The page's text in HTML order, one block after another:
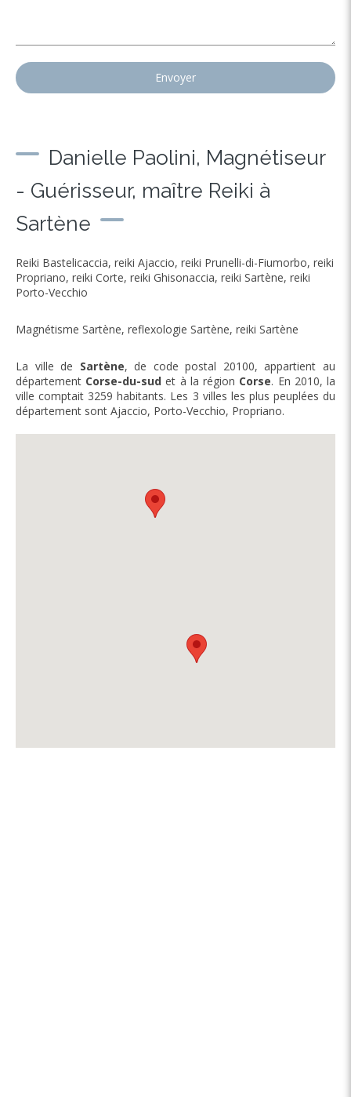
Envoyer
Danielle Paolini, Magnétiseur
- Guérisseur, maître Reiki à
Sartène
Reiki Bastelicaccia, reiki Ajaccio, reiki Prunelli-di-Fiumorbo, reiki
Propriano, reiki Corte, reiki Ghisonaccia, reiki Sartène, reiki
Porto-Vecchio
Magnétisme Sartène, reflexologie Sartène, reiki Sartène
La ville de Sartène, de code postal 20100, appartient au
département Corse-du-sud et à la région Corse. En 2010, la
ville comptait 3259 habitants. Les 3 villes les plus peuplées du
département sont Ajaccio, Porto-Vecchio, Propriano.